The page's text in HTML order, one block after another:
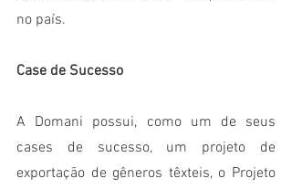
no país.
Case de Sucesso
A Domani possui, como um de seus
cases de sucesso, um projeto de
exportação de gêneros têxteis, o Projeto